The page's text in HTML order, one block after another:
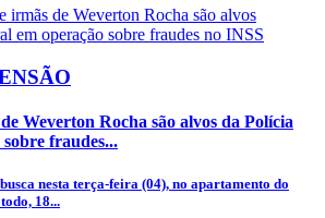
Weverton Rocha são alvos da Polícia
fraudes...
nesta terça-feira (04), no apartamento do
18...